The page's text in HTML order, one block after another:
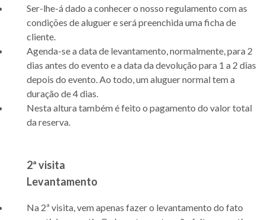
Ser-lhe-á dado a conhecer o nosso regulamento com as
condições de aluguer e será preenchida uma ficha de
cliente.
Agenda-se a data de levantamento, normalmente, para 2
dias antes do evento e a data da devolução para 1 a 2 dias
depois do evento. Ao todo, um aluguer normal tem a
duração de 4 dias.
Nesta altura também é feito o pagamento do valor total
da reserva.
2ª visita
Levantamento
Na 2ª visita, vem apenas fazer o levantamento do fato